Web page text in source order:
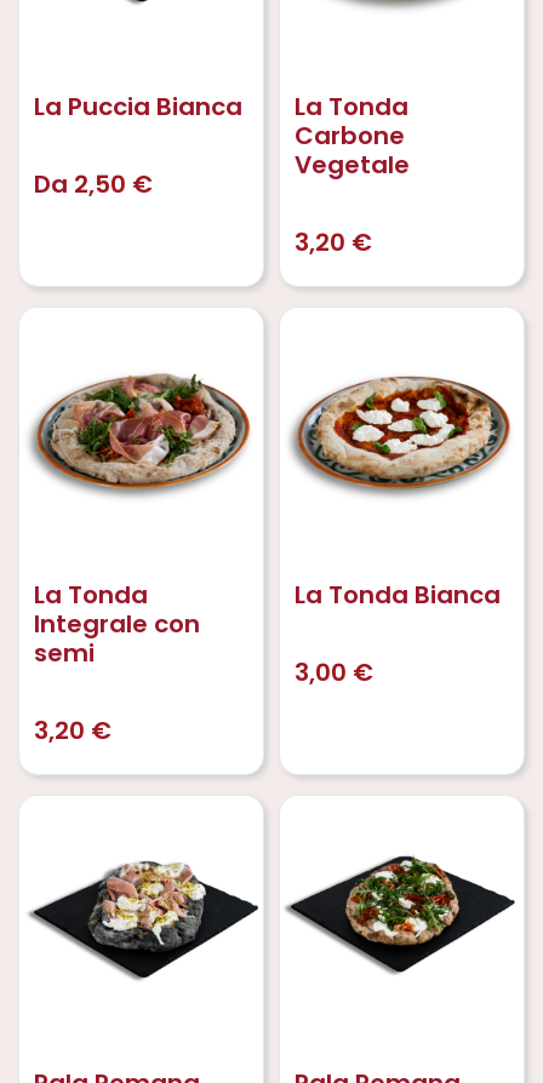
La Puccia Bianca
Da 2,50 €
La Tonda
Carbone
Vegetale
3,20 €
La Tonda
Integrale con
semi
3,20 €
La Tonda Bianca
3,00 €